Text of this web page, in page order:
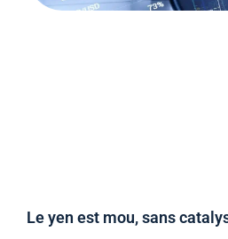
Le yen est mou, sans